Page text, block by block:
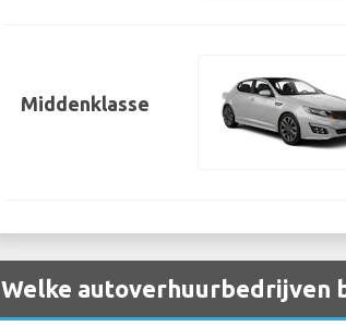
Middenklasse
Welke autoverhuurbedrijven